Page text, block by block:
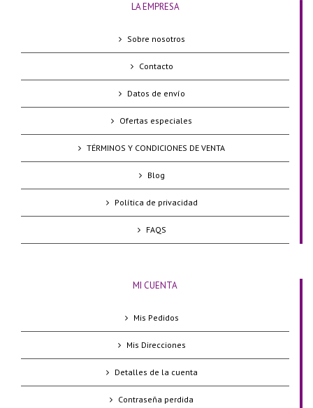
LA EMPRESA
Sobre nosotros
Contacto
Datos de envío
Ofertas especiales
TÉRMINOS Y CONDICIONES DE VENTA
Blog
Política de privacidad
FAQS
MI CUENTA
Mis Pedidos
Mis Direcciones
Detalles de la cuenta
Contraseña perdida